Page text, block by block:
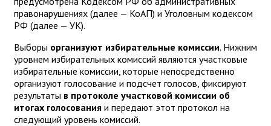
правонарушениях (далее — КоАП) и Уголовным кодексом
РФ (далее — УК).
Выборы организуют избирательные комиссии. Нижним
уровнем избирательных комиссий являются участковые
избирательные комиссии, которые непосредственно
организуют голосование и подсчет голосов, фиксируют
результаты в протоколе участковой комиссии об
итогах голосования и передают этот протокол на
следующий уровень комиссий.